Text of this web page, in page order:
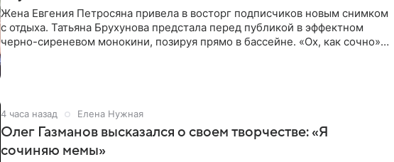
Жена Евгения Петросяна привела в восторг подписчиков новым снимком
с отдыха. Татьяна Брухунова предстала перед публикой в эффектном
черно-сиреневом монокини, позируя прямо в бассейне. «Ох, как сочно»,
4 часа назад Елена Нужная
Олег Газманов высказался о своем творчестве: «Я
сочиняю мемы»